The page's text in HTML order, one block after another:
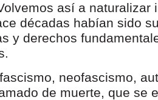
así a naturalizar
décadas habían sido
y derechos
neofascismo,
de muerte, que se